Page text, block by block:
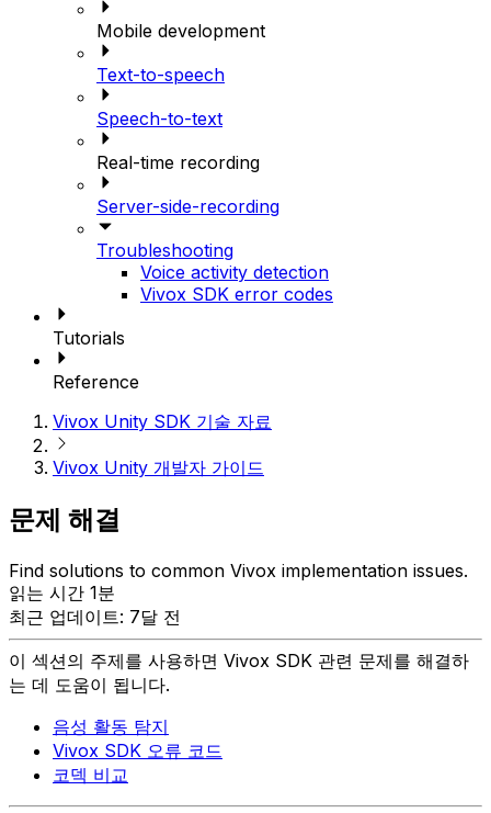
Mobile development
Text-to-speech
Speech-to-text
Real-time recording
Server-side-recording
Troubleshooting
Voice activity detection
Vivox SDK error codes
Tutorials
Reference
Vivox Unity SDK 기술 자료
Vivox Unity 개발자 가이드
문제 해결
Find solutions to common Vivox implementation issues.
읽는 시간 1분
최근 업데이트: 7달 전
이 섹션의 주제를 사용하면 Vivox SDK 관련 문제를 해결하
는 데 도움이 됩니다.
음성 활동 탐지
Vivox SDK 오류 코드
코덱 비교